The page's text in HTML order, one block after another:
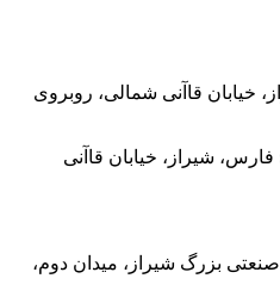
خیابان قاآنی شمالی، روبروی
فارس، شیراز، خیابان قاآنی
بزرگ شیراز، میدان دوم،